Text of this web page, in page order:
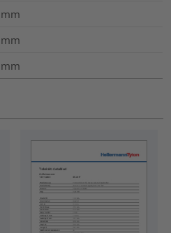
mm
mm
mm